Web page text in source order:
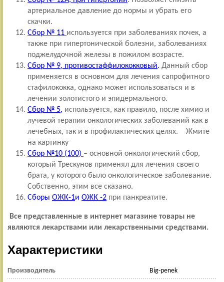
артериальное давление до нормы и убрать его
скачки.
Сбор № 11 используется при заболеваниях почек, а
также при гипертонической болезни, заболеваниях
поджелудочной железы в пожилом возрасте.
Сбор № 9, противостаффилококковый. Данный сбор
применяется в основном для лечения сапрофитного
стафилококка, однако может использоваться и в
лечении золотистого и эпидермального.
Сбор № 5, используется, как правило, после химио и
лучевой терапии онкологических заболеваний как в
лечебных, так и в профилактических целях. Жмите
на картинку
Сбор №10 (100) – основной онкологический сбор,
который Трескунов применял для лечения своего
брата, у которого было онкологическое заболевание.
Собственно, этим все сказано.
Сборы ОЖК-1и ОЖК -2 при панкреатите.
Все представленные в интернет магазине товары не
являются лекарствами или лекарственными средствами.
Характеристики
Производитель Big-penek